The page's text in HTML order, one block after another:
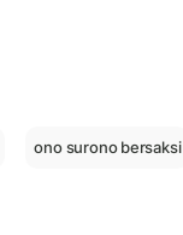
ono surono bersaksi